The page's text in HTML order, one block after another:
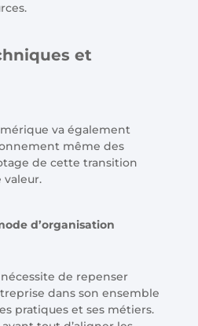
et
va également
même des
de cette transition
valeur.
d’organisation
de repenser
dans son ensemble
pratiques et ses métiers.